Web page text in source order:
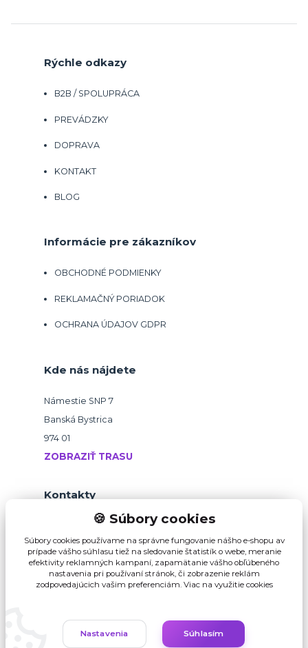
Rýchle odkazy
B2B / SPOLUPRÁCA
PREVÁDZKY
DOPRAVA
KONTAKT
BLOG
Informácie pre zákazníkov
OBCHODNÉ PODMIENKY
REKLAMAČNÝ PORIADOK
OCHRANA ÚDAJOV GDPR
Kde nás nájdete
Námestie SNP 7
Banská Bystrica
974 01
ZOBRAZIŤ TRASU
Kontakty
b2b@pikvalitu.sk
🍪 Súbory cookies
Súbory cookies používame na správne fungovanie nášho e-shopu av
prípade vášho súhlasu tiež na sledovanie štatistík o webe, meranie
efektivity reklamných kampaní, zapamätanie vášho obľúbeného
nastavenia pri používaní stránok, či zobrazenie reklám
zodpovedajúcich vašim preferenciám. Viac na využitie cookies
Nastavenia Súhlasím